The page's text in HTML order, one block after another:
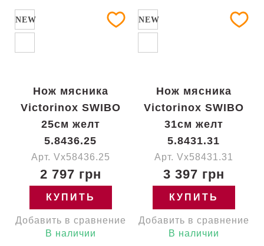
NEW
Нож мясника
Victorinox SWIBO
25см желт
5.8436.25
Арт. Vx58436.25
2 797 грн
КУПИТЬ
Добавить в сравнение
В наличии
NEW
Нож мясника
Victorinox SWIBO
31см желт
5.8431.31
Арт. Vx58431.31
3 397 грн
КУПИТЬ
Добавить в сравнение
В наличии